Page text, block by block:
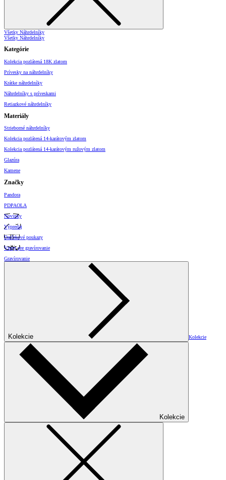
Všetky Náhrdelníky
Všetky Náhrdelníky
Kategórie
Kolekcia pozlátená 18K zlatom
Prívesky na náhrdelníky
Krátke náhrdelníky
Náhrdelníky s príveskami
Retiazkové náhrdelníky
Materiály
Strieborné náhrdelníky
Kolekcia pozlátená 14-karátovým zlatom
Kolekcia pozlátená 14-karátovým ružovým zlatom
Glazúra
Kamene
Značky
Pandora
PDPAOLA
Novinky
Výpredaj
Darčekové poukazy
Vzory pre gravírovanie
Gravírovanie
Kolekcie Kolekcie
Kolekcie